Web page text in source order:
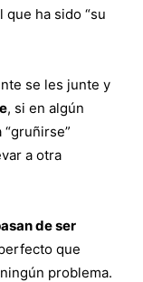
ha sido “su
se les junte y
, si en algún
a otra
de ser
que
problema.